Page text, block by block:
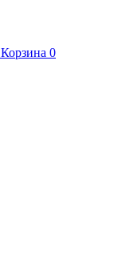
Корзина 0